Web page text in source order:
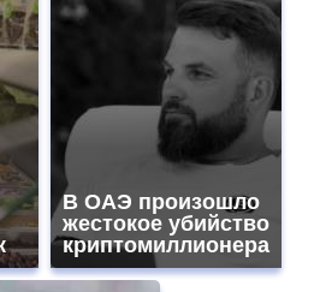
В ОАЭ произошло
жестокое убийство
криптомиллионера